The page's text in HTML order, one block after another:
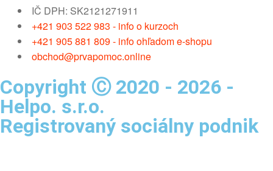
IČ DPH: SK2121271911
+421 903 522 983 - info o kurzoch
+421 905 881 809 - info ohľadom e-shopu
obchod@prvapomoc.online
Copyright Ⓒ 2020 - 2026 -
Helpo. s.r.o.
Registrovaný sociálny podnik